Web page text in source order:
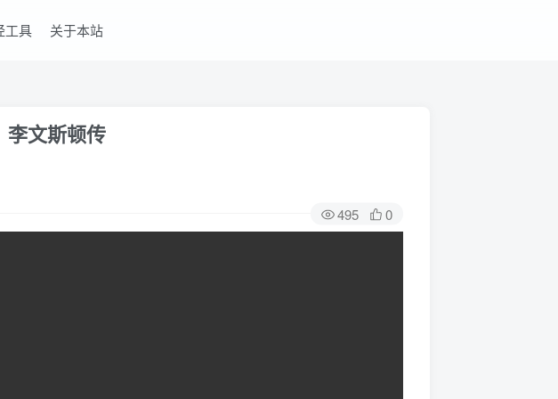
工具 关于本站
李文斯顿传
495 0